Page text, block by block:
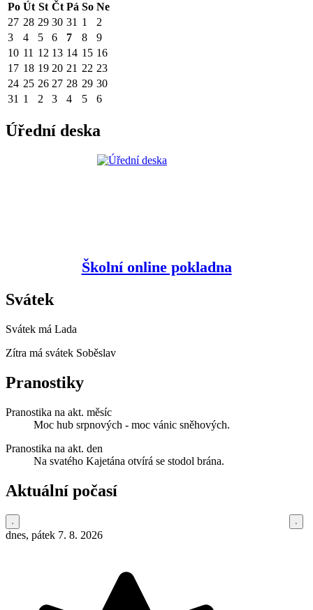
Po Út St Čt Pá So Ne
27 28 29 30 31 1
2
3
4 5 6 7 8
9
10 11 12 13 14 15 16
17 18 19 20 21 22 23
24 25 26 27 28 29 30
31 1 2 3 4 5 6
Úřední deska
Školní online pokladna
Svátek
Svátek má Lada
Zítra má svátek Soběslav
Pranostiky
Pranostika na akt. měsíc
Moc hub srpnových - moc vánic sněhových.
Pranostika na akt. den
Na svatého Kajetána otvírá se stodol brána.
Aktuální počasí
dnes, pátek 7. 8. 2026